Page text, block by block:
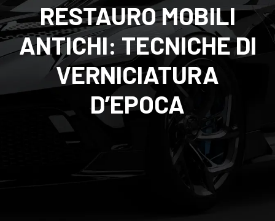
RESTAURO MOBILI
ANTICHI: TECNICHE DI
VERNICIATURA
D’EPOCA